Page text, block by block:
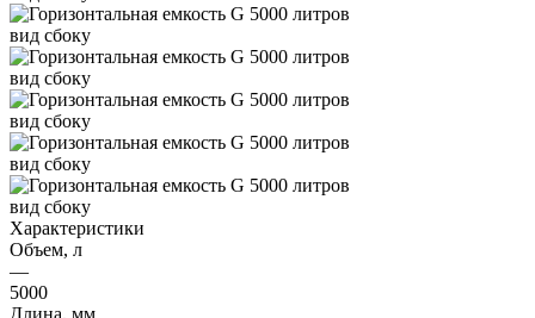
Характеристики
Объем, л
—
5000
Длина, мм